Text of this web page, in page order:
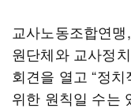
교사노동조합연
원단체와 교사정
회견을 열고 “정
위한 원칙일 수는